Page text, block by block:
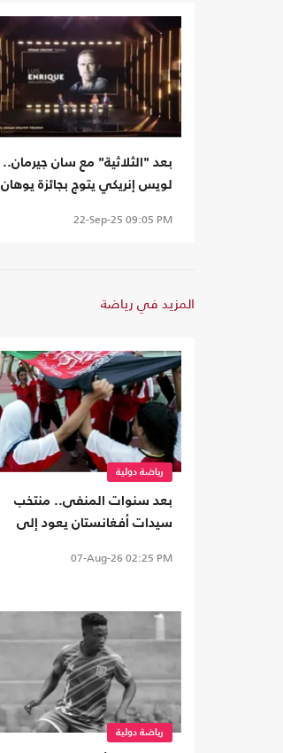
بعد "الثلاثية" مع سان جيرمان..
لويس إنريكي يتوج بجائزة يوهان
22-Sep-25 09:05 PM
المزيد في رياضة
رياضة دولية
بعد سنوات المنفى.. منتخب
سيدات أفغانستان يعود إلى
07-Aug-26 02:25 PM
رياضة دولية